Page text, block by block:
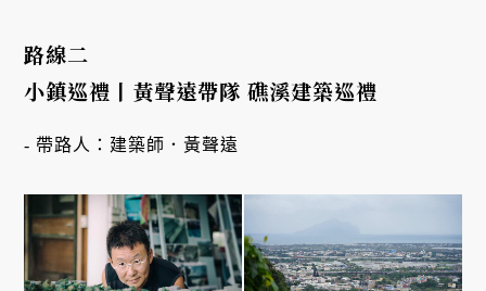
路線二
小鎮巡禮丨黃聲遠帶隊 礁溪建築巡禮
- 帶路人：建築師．黃聲遠